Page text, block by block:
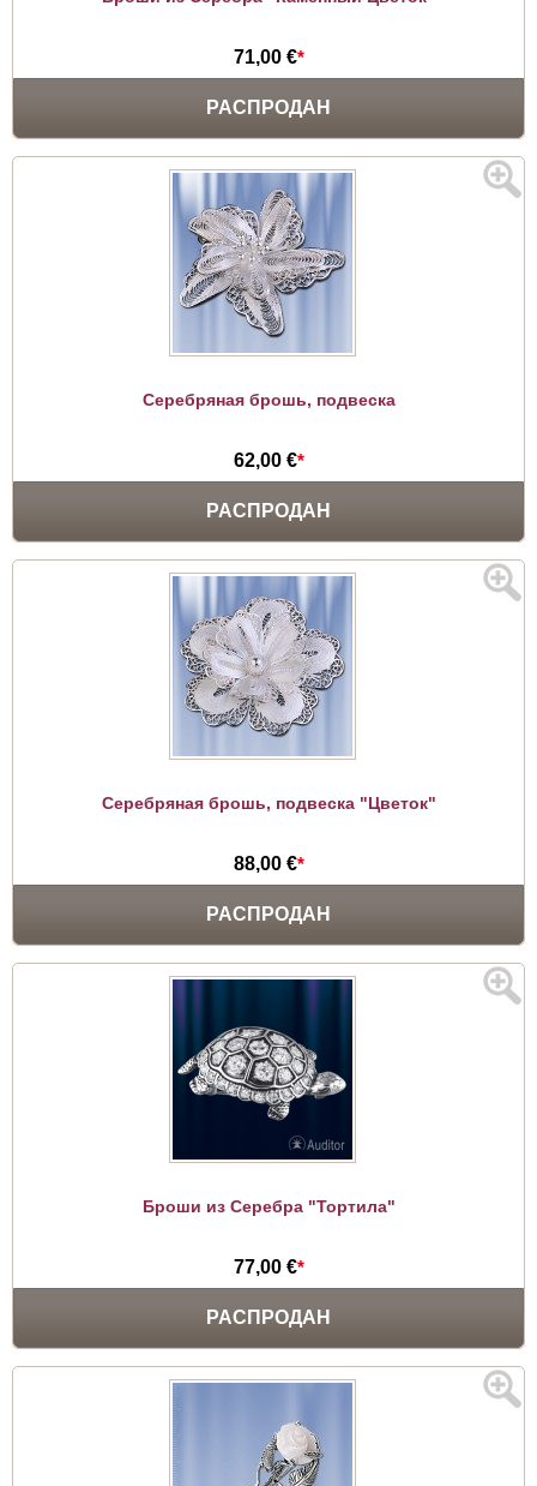
71,00 €*
РАСПРОДАН
Серебряная брошь, подвеска
62,00 €*
РАСПРОДАН
Серебряная брошь, подвеска "Цветок"
88,00 €*
РАСПРОДАН
Броши из Серебра "Тортила"
77,00 €*
РАСПРОДАН